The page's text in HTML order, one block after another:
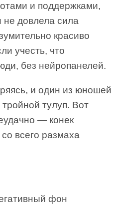
и поддержками,
довлела сила
красиво
учесть, что
без нейропанелей.
и один из юношей
тулуп. Вот
— конек
всего размаха
фон